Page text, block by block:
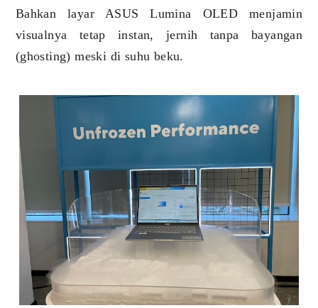
Bahkan layar ASUS Lumina OLED menjamin
visualnya tetap instan, jernih tanpa bayangan
(ghosting) meski di suhu beku.